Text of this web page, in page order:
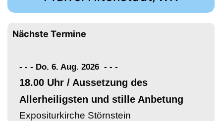
Nächste Termine
- - - Do. 6. Aug. 2026 - - -
18.00 Uhr / Aussetzung des
Allerheiligsten und stille Anbetung
Expositurkirche Störnstein